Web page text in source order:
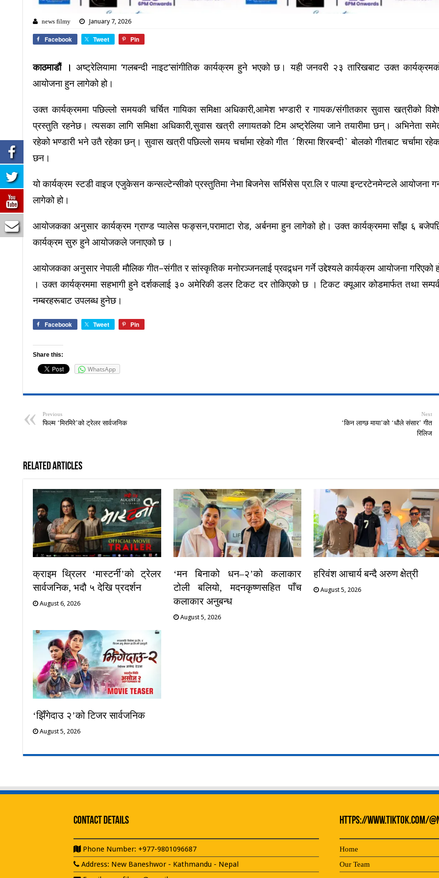
news filmy January 7, 2026
Facebook Tweet Pin
काठमाडौं । अष्ट्रेलियामा ‘गलबन्दी नाइट’सांगीतिक कार्यक्रम हुने भएको छ। यही जनवरी २३ तारिखबाट उक्त
आयोजना हुन लागेको हो।
उक्त कार्यक्रममा पछिल्लो समयकी चर्चित गायिका समिक्षा अधिकारी,आमेश भण्डारी र गायक/संगीतकार सुवास खत्रीको
प्रस्तुति रहनेछ। त्यसका लागि समिक्षा अधिकारी,सुवास खत्री लगायतको टिम अष्ट्रेलिया जाने तयारीमा छन्। अभिनेता
रहेको भण्डारी भने उतै रहेका छन्। सुवास खत्री पछिल्लो समय चर्चामा रहेको गीत ´शिरमा शिरबन्दी` बोलको गीतबाट चर्चामा
छन।
यो कार्यक्रम स्टडी वाइज एजुकेसन कन्सल्टेन्सीको प्रस्तुतिमा नेभा बिजनेस सर्भिसेस प्रा.लि र पाल्पा इन्टरटेनमेन्टले आयोजना
लागेको हो।
आयोजकका अनुसार कार्यक्रम ग्राण्ड प्यालेस फङ्सन,परामाटा रोड, अर्बनमा हुन लागेको हो। उक्त कार्यक्रममा साँझ ६
कार्यक्रम सुरु हुने आयोजकले जनाएको छ ।
आयोजकका अनुसार नेपाली मौलिक गीत–संगीत र सांस्कृतिक मनोरञ्जनलाई प्रवद्र्धन गर्ने उद्देश्यले कार्यक्रम आयोजना गरिएको
। उक्त कार्यक्रममा सहभागी हुने दर्शकलाई ३० अमेरिकी डलर टिकट दर तोकिएको छ । टिकट क्यूआर कोडमार्फत तथा
नम्बरहरूबाट उपलब्ध हुनेछ।
Facebook Tweet Pin
Share this:
WhatsApp
Previous
फिल्म ‘मिरमिरे’को ट्रेलर सार्वजनिक
Next
‘किन लाग्छ माया’को ‘धौले संसार’ गीत
रिलिज
Related Articles
क्राइम थ्रिलर ‘मास्टर्नी’को ट्रेलर
सार्वजनिक, भदौ ५ देखि प्रदर्शन
August 6, 2026
‘मन बिनाको धन–२’को कलाकार
टोली बलियो, मदनकृष्णसहित पाँच
कलाकार अनुबन्ध
August 5, 2026
हरिवंश आचार्य बन्दै अरुण क्षेत्री
August 5, 2026
‘झिँगेदाउ २’को टिजर सार्वजनिक
August 5, 2026
Contact Details
Phone Number: +977-9801096687
Address: New Baneshwor - Kathmandu - Nepal
https://www.tiktok.com/
Home
Our Team